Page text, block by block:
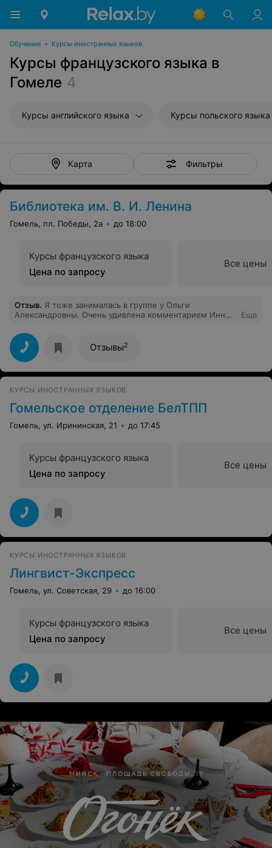
Обучение • Курсы иностранных языков
Курсы французского языка в
Гомеле 4
Курсы английского языка Курсы польского языка
Карта Фильтры
Библиотека им. В. И. Ленина
Гомель, пл. Победы, 2а до 18:00
Курсы французского языка
Цена по запросу
Все цены
Отзыв. Я тоже занималась в группе у Ольги
Александровны. Очень удивлена комментарием Инны.
она перенесла на преподавателя и сотрудников
отдела. Кстати, в новом учебном году я продолжаю
учится у Ольги Александровны, как и другие курсанты.
Искать другие курсы мы не планируем!
Еще
Отзывы2
КУРСЫ ИНОСТРАННЫХ ЯЗЫКОВ
Гомельское отделение БелТПП
Гомель, ул. Ирининская, 21 до 17:45
Курсы французского языка
Цена по запросу
Все цены
КУРСЫ ИНОСТРАННЫХ ЯЗЫКОВ
Лингвист-Экспресс
Гомель, ул. Советская, 29 до 16:00
Курсы французского языка
Цена по запросу
Все цены